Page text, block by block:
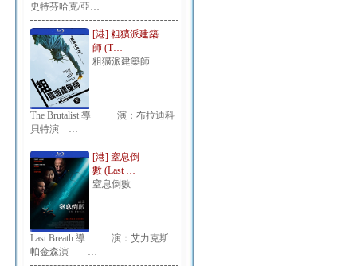
史特芬哈克/亞…
[港] 粗獷派建築
師 (T…
粗獷派建築師
The Brutalist 導 演：布拉迪科
貝特演 …
[港] 窒息倒
數 (Last …
窒息倒數
Last Breath 導 演：艾力克斯
帕金森演 …